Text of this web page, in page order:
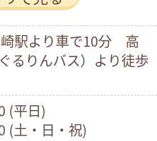
駅より車で10分 高
るりんバス）より徒歩
(平日)
(土・日・祝)